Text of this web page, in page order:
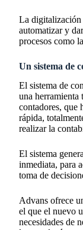
La digitalización
automatizar y
procesos como
Un sistema de
El sistema de
una herramienta
contadores, que
rápida,
realizar la
El sistema
inmediata, para
toma de
Advans ofrece
el que el nuevo
necesidades de